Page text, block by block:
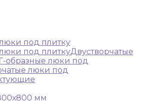
под плитку
под плиткуДвустворчатые
образные люки под
люки под
мм